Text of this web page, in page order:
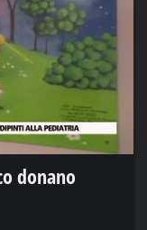
donano